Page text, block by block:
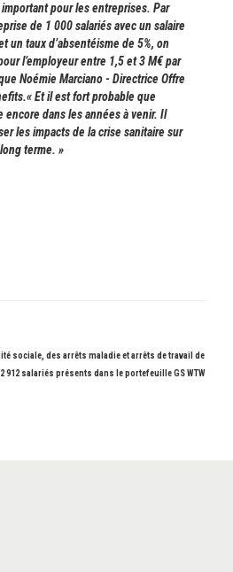
pour les entreprises. Par
de 1 000 salariés avec un salaire
un taux d’absentéisme de 5%, on
l’employeur entre 1,5 et 3 M€ par
Noémie Marciano - Directrice Offre
« Et il est fort probable que
encore dans les années à venir. Il
les impacts de la crise sanitaire sur
terme. »
sociale, des arrêts maladie et arrêts de travail de
912 salariés présents dans le portefeuille GS WTW